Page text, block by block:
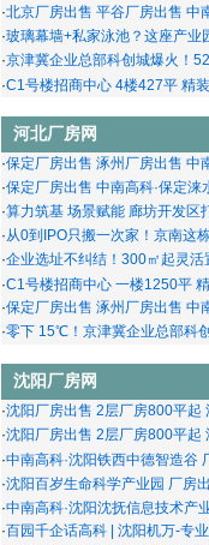
·北京厂房出售 平谷厂房出售 中
·玻璃幕墙+私家泳池？这座产业
·京津冀企业总部科创城爆火！
·C1号楼招商中心 4楼427平 精
河北厂房网
·保定厂房出售 涿州厂房出售 中
·保定厂房出售 中南高科·保定
·算力筑基 场景赋能 廊坊开发区
·从0到IPO只搬一次家！京南这
·企业选址不纠结！300㎡起灵
·C1号楼招商中心 一楼1250平
·保定厂房出售 涿州厂房出售 中
·零下 15℃！京津冀企业总部科
沈阳厂房网
·沈阳厂房出售 2层厂房800平
·沈阳厂房出售 2层厂房800平
·中南高科·沈阳铁西中德智造谷
·沈阳百岁生命科学产业园 厂房
·中南高科·沈阳沈抚信息技术产
·百园千企话高科 | 沈阳机万-专